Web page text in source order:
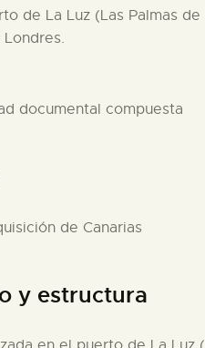
de La Luz (Las Palmas
documental compuesta
de Canarias
y estructura